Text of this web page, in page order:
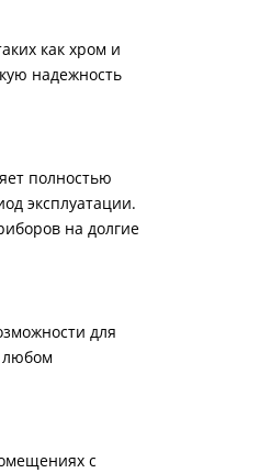
как хром и
надежность
полностью
эксплуатации.
на долгие
для
любом
с